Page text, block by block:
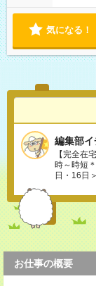
気になる！
編集部
【完全在
時～時短
日・16日
お仕事の概要